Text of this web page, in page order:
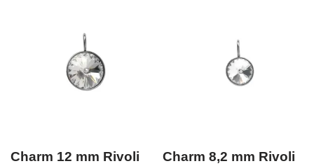
Charm 12 mm Rivoli
Charm 8,2 mm Rivoli